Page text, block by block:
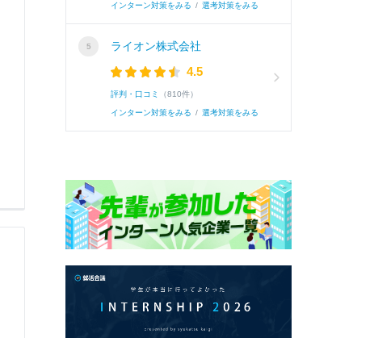
インターン対策をみる / 選考対策をみる
ライオン株式会社
4.5
評判・口コミ （810件）
インターン対策をみる / 選考対策をみる